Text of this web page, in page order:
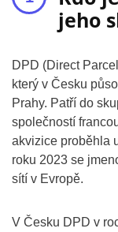
jeho
DPD (Direct
který v Česku
Prahy. Patří do
společností
akvizice proběhla
roku 2023 se
sítí v Evropě.
V Česku DPD v